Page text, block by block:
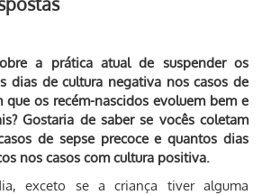
a prática atual de suspender os
dias de cultura negativa nos casos de
que os recém-nascidos evoluem bem e
Gostaria de saber se vocês coletam
de sepse precoce e quantos dias
nos casos com cultura positiva.
exceto se a criança tiver alguma